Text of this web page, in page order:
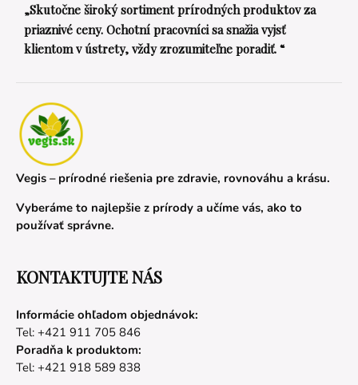
„Skutočne široký sortiment prírodných produktov za
priaznivé ceny. Ochotní pracovníci sa snažia vyjsť
klientom v ústrety, vždy zrozumiteľne poradiť. “
Vegis – prírodné riešenia pre zdravie, rovnováhu a krásu.
Vyberáme to najlepšie z prírody a učíme vás, ako to
používať správne.
KONTAKTUJTE NÁS
Informácie ohľadom objednávok:
Tel: +421 911 705 846
Poradňa k produktom:
Tel: +421 918 589 838